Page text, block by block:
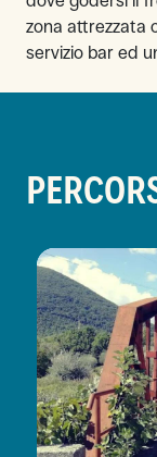
zona attrezzata
servizio bar ed